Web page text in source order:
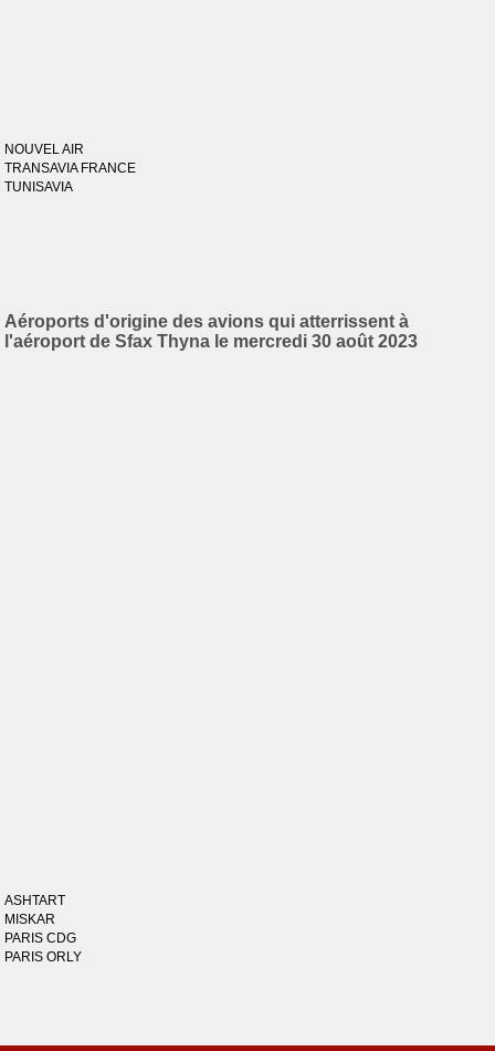
NOUVEL AIR
TRANSAVIA FRANCE
TUNISAVIA
Aéroports d'origine des avions qui atterrissent à
l'aéroport de Sfax Thyna le mercredi 30 août 2023
ASHTART
MISKAR
PARIS CDG
PARIS ORLY